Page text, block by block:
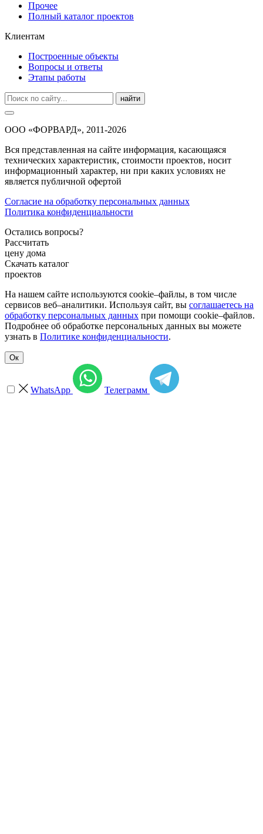
Прочее
Полный каталог проектов
Клиентам
Построенные объекты
Вопросы и ответы
Этапы работы
найти
ООО «ФОРВАРД», 2011-2026
Вся представленная на сайте информация, касающаяся
технических характеристик, стоимости проектов, носит
информационный характер, ни при каких условиях не
является публичной офертой
Согласие на обработку персональных данных
Политика конфиденциальности
Остались вопросы?
Рассчитать
цену дома
Скачать каталог
проектов
На нашем сайте используются cookie–файлы, в том числе
сервисов веб–аналитики. Используя сайт, вы соглашаетесь на
обработку персональных данных при помощи cookie–файлов.
Подробнее об обработке персональных данных вы можете
узнать в Политике конфиденциальности.
Ок
WhatsApp Телеграмм